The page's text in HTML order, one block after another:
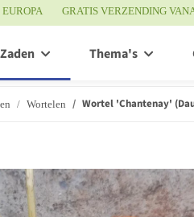
GRATIS VERZENDING
Zaden Thema's
Wortelen Wortel 'Chantenay'